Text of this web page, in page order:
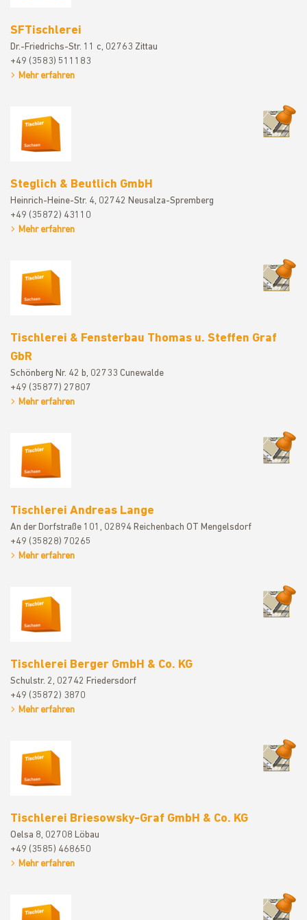
SFTischlerei
Dr.-Friedrichs-Str. 11 c, 02763 Zittau
+49 (3583) 511183
Mehr erfahren
Steglich & Beutlich GmbH
Heinrich-Heine-Str. 4, 02742 Neusalza-Spremberg
+49 (35872) 43110
Mehr erfahren
Steglich &
Tischlerei & Fensterbau Thomas u. Steffen Graf
GbR
Schönberg Nr. 42 b, 02733 Cunewalde
+49 (35877) 27807
Mehr erfahren
Tischlerei
Tischlerei Andreas Lange
An der Dorfstraße 101, 02894 Reichenbach OT Mengelsdorf
+49 (35828) 70265
Mehr erfahren
Tischlerei
Tischlerei Berger GmbH & Co. KG
Schulstr. 2, 02742 Friedersdorf
+49 (35872) 3870
Mehr erfahren
Tischlerei
Tischlerei Briesowsky-Graf GmbH & Co. KG
Oelsa 8, 02708 Löbau
+49 (3585) 468650
Mehr erfahren
Tischlerei
Tischlerei